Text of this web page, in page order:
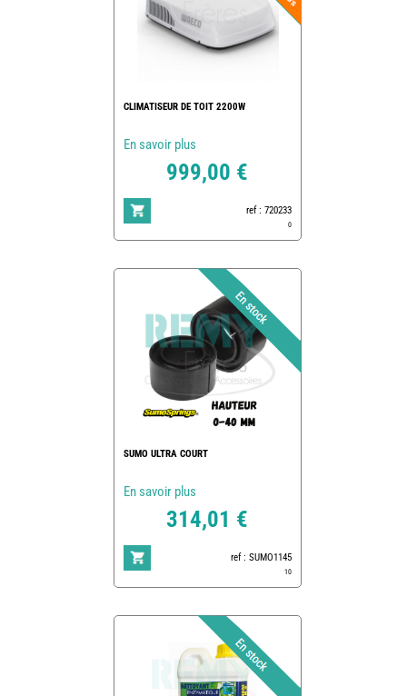
CLIMATISEUR DE TOIT 2200W
En savoir plus
999,00 €
ref : 720233
0
SUMO ULTRA COURT
En savoir plus
314,01 €
ref : SUMO1145
10